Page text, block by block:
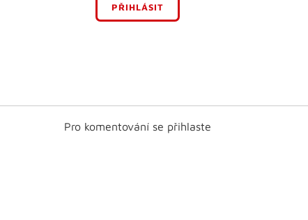
PŘIHLÁSIT
Pro komentování se přihlaste